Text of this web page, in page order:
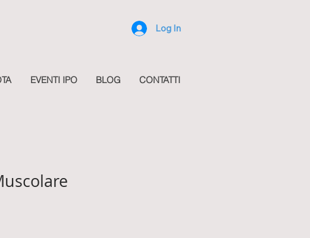
Log In
EVENTI IPO BLOG CONTATTI